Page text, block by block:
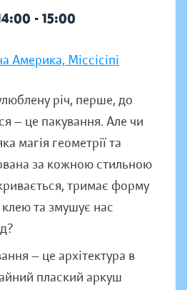
- 15:00
Америка, Міссісіпі
річ, перше, до
— це пакування. Але чи
магія геометрії та
за кожною стильною
тримає форму
та змушує нас
— це архітектура в
плаский аркуш